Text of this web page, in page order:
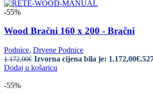
-55%
Wood Bračni 160 x 200 - Bračni
Podnice, Drvene Podnice
1.172,00€ Izvorna cijena bila je: 1.172,00€.
Dodaj u košaricu
-55%